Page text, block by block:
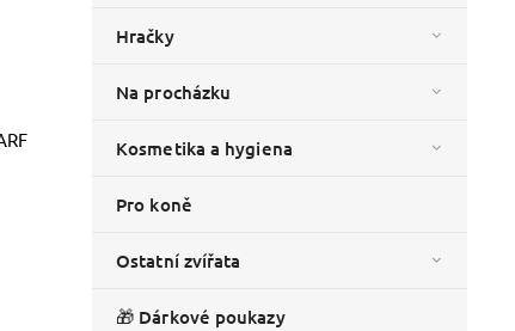
Hračky
Na procházku
Kosmetika a hygiena
Pro koně
Ostatní zvířata
🎁 Dárkové poukazy